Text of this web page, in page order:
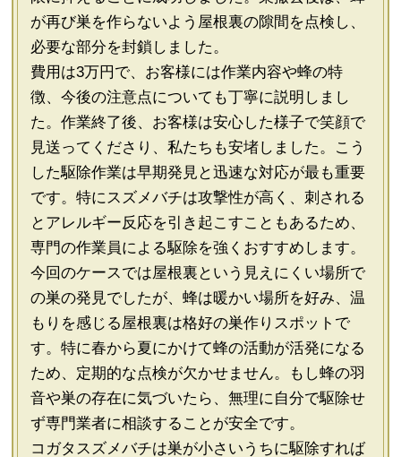
が再び巣を作らないよう屋根裏の隙間を点検し、
必要な部分を封鎖しました。
費用は3万円で、お客様には作業内容や蜂の特
徴、今後の注意点についても丁寧に説明しまし
た。作業終了後、お客様は安心した様子で笑顔で
見送ってくださり、私たちも安堵しました。こう
した駆除作業は早期発見と迅速な対応が最も重要
です。特にスズメバチは攻撃性が高く、刺される
とアレルギー反応を引き起こすこともあるため、
専門の作業員による駆除を強くおすすめします。
今回のケースでは屋根裏という見えにくい場所で
の巣の発見でしたが、蜂は暖かい場所を好み、温
もりを感じる屋根裏は格好の巣作りスポットで
す。特に春から夏にかけて蜂の活動が活発になる
ため、定期的な点検が欠かせません。もし蜂の羽
音や巣の存在に気づいたら、無理に自分で駆除せ
ず専門業者に相談することが安全です。
コガタスズメバチは巣が小さいうちに駆除すれば